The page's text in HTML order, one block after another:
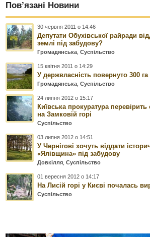
Пов’язані Новини
30 червня 2011 о 14:46
Депутати Обухівської райради
землі під забудову?
Громадянська,Суспільство
15 квітня 2011 о 14:29
У держвласність повернуто 300
Громадянська,Суспільство
24 липня 2012 о 15:17
Київська прокуратура
на Замковій горі
Суспільство
03 липня 2012 о 14:51
У Чернігові хочуть віддати
«Ялівщина» під забудову
Довкілля,Суспільство
01 вересня 2012 о 14:17
На Лисій горі у Києві почалась
Суспільство